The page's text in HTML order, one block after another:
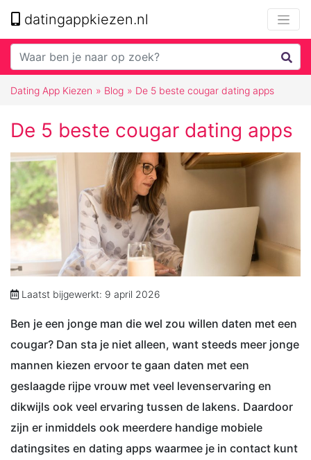
datingappkiezen.nl
Dating App Kiezen » Blog » De 5 beste cougar dating apps
De 5 beste cougar dating apps
Laatst bijgewerkt: 9 april 2026
Ben je een jonge man die wel zou willen daten met een
cougar? Dan sta je niet alleen, want steeds meer jonge
mannen kiezen ervoor te gaan daten met een
geslaagde rijpe vrouw met veel levenservaring en
dikwijls ook veel ervaring tussen de lakens. Daardoor
zijn er inmiddels ook meerdere handige mobiele
datingsites en dating apps waarmee je in contact kunt